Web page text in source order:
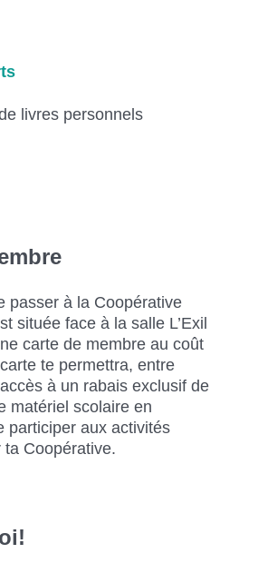
livres personnels
passer à la Coopérative
située face à la salle L’Exil
carte de membre au coût
te permettra, entre
à un rabais exclusif de
matériel scolaire en
participer aux activités
Coopérative.